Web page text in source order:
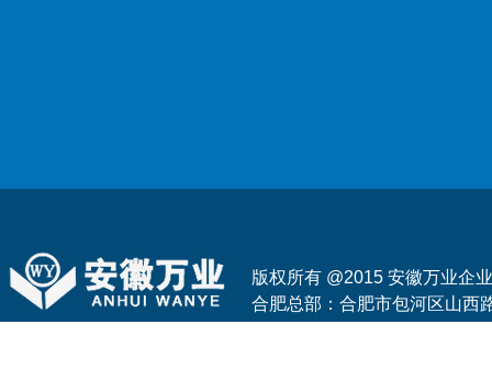
版权所有 @2015 安徽万业企
合肥总部：合肥市包河区山西